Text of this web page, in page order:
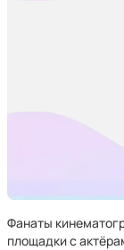
Фанаты
площадки с